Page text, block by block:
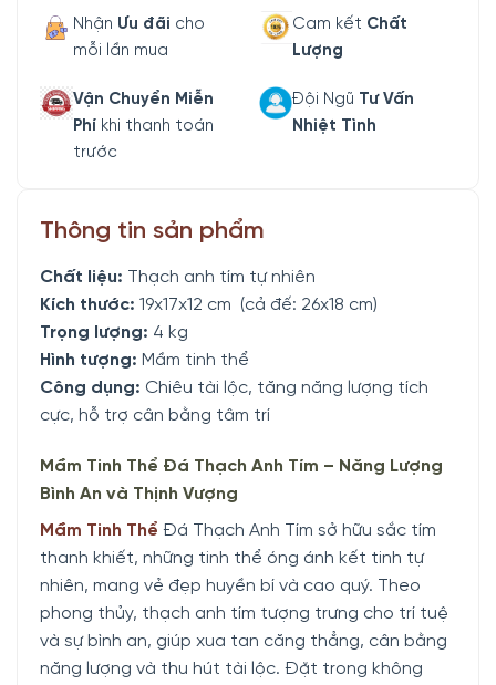
Nhận Ưu đãi cho
mỗi lần mua
Cam kết Chất
Lượng
Vận Chuyển Miễn
Phí khi thanh toán
trước
Đội Ngũ Tư Vấn
Nhiệt Tình
Thông tin sản phẩm
Chất liệu: Thạch anh tím tự nhiên
Kích thước: 19x17x12 cm (cả đế: 26x18 cm)
Trọng lượng: 4 kg
Hình tượng: Mầm tinh thể
Công dụng: Chiêu tài lộc, tăng năng lượng tích
cực, hỗ trợ cân bằng tâm trí
Mầm Tinh Thể Đá Thạch Anh Tím – Năng Lượng
Bình An và Thịnh Vượng
Mầm Tinh Thể Đá Thạch Anh Tím sở hữu sắc tím
thanh khiết, những tinh thể óng ánh kết tinh tự
nhiên, mang vẻ đẹp huyền bí và cao quý. Theo
phong thủy, thạch anh tím tượng trưng cho trí tuệ
và sự bình an, giúp xua tan căng thẳng, cân bằng
năng lượng và thu hút tài lộc. Đặt trong không